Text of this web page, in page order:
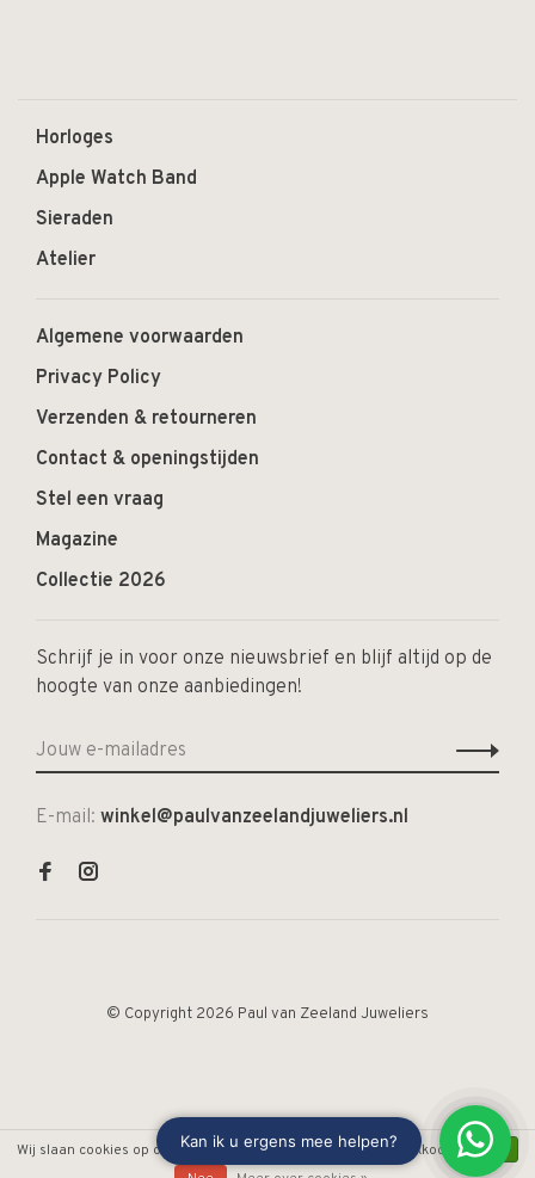
Horloges
Apple Watch Band
Sieraden
Atelier
Algemene voorwaarden
Privacy Policy
Verzenden & retourneren
Contact & openingstijden
Stel een vraag
Magazine
Collectie 2026
Schrijf je in voor onze nieuwsbrief en blijf altijd op de
hoogte van onze aanbiedingen!
E-mail: winkel@paulvanzeelandjuweliers.nl
© Copyright 2026 Paul van Zeeland Juweliers
Wij slaan cookies op om onze website te verbeteren. Is dat akkoord?
Ja